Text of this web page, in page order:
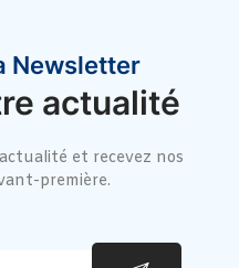
Newsletter
actualité
et recevez nos
première.